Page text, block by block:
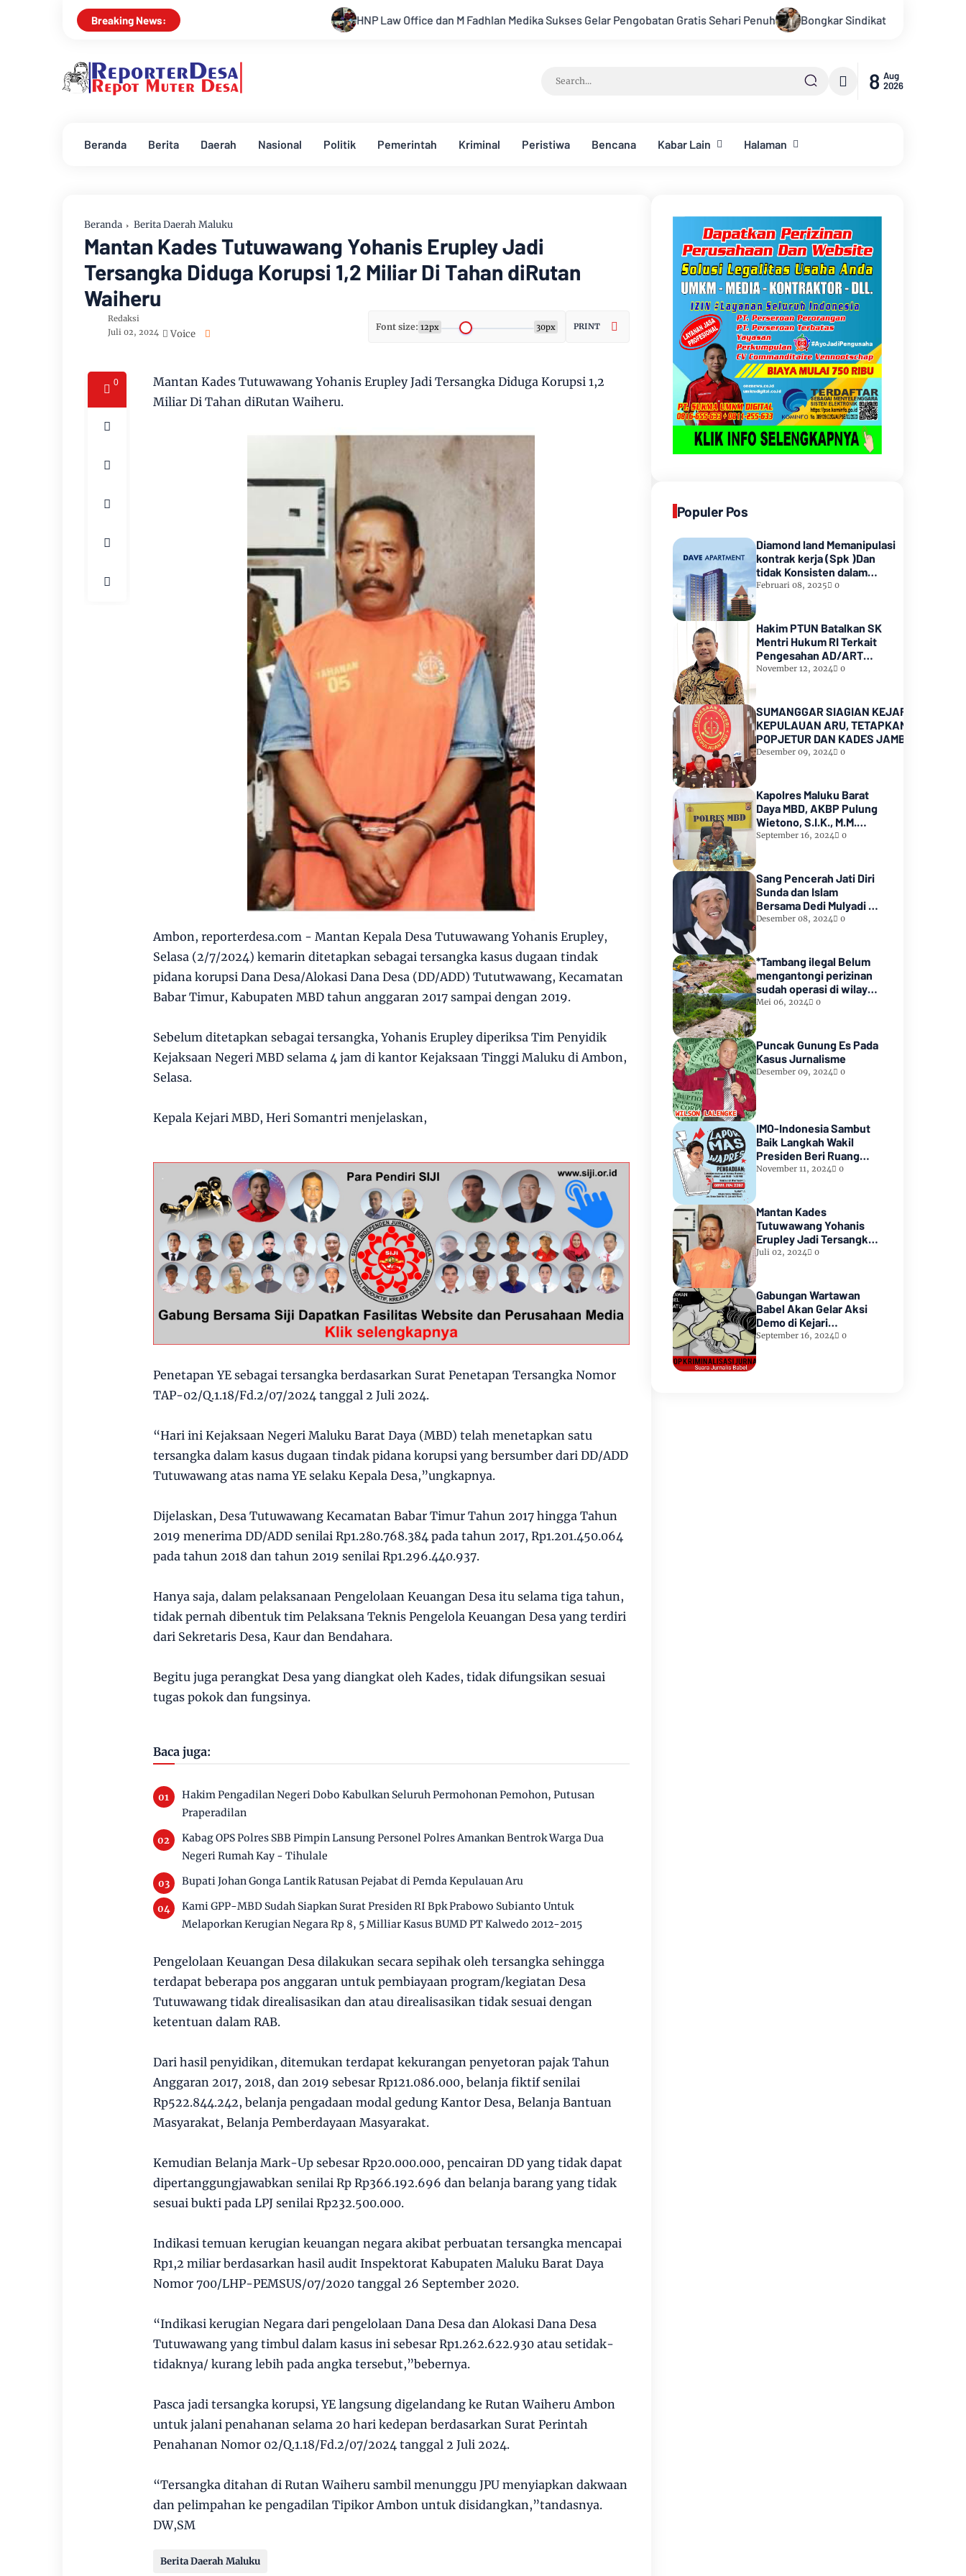
Breaking News: HNP Law Office dan M Fadhlan Medika Sukses Gelar Pengobatan Gratis Sehari Penuh Bongkar Sindikat Buzzer Penyebar Hoax, Tasrif M. Saleh
8 Aug
2026
Beranda Berita Daerah Nasional Politik Pemerintah Kriminal Peristiwa Bencana Kabar Lain Halaman
Beranda Berita Daerah Maluku
Mantan Kades Tutuwawang Yohanis Erupley Jadi
Tersangka Diduga Korupsi 1,2 Miliar Di Tahan diRutan
Waiheru
Redaksi
Juli 02, 2024
Voice
Font size: 12px 30px PRINT
0
Mantan Kades Tutuwawang Yohanis Erupley Jadi Tersangka Diduga Korupsi 1,2
Miliar Di Tahan diRutan Waiheru.
Ambon, reporterdesa.com - Mantan Kepala Desa Tutuwawang Yohanis Erupley,
Selasa (2/7/2024) kemarin ditetapkan sebagai tersangka kasus dugaan tindak
pidana korupsi Dana Desa/Alokasi Dana Desa (DD/ADD) Tututwawang, Kecamatan
Babar Timur, Kabupaten MBD tahun anggaran 2017 sampai dengan 2019.
Sebelum ditetapkan sebagai tersangka, Yohanis Erupley diperiksa Tim Penyidik
Kejaksaan Negeri MBD selama 4 jam di kantor Kejaksaan Tinggi Maluku di Ambon,
Selasa.
Kepala Kejari MBD, Heri Somantri menjelaskan,
Penetapan YE sebagai tersangka berdasarkan Surat Penetapan Tersangka Nomor
TAP-02/Q.1.18/Fd.2/07/2024 tanggal 2 Juli 2024.
“Hari ini Kejaksaan Negeri Maluku Barat Daya (MBD) telah menetapkan satu
tersangka dalam kasus dugaan tindak pidana korupsi yang bersumber dari DD/ADD
Tutuwawang atas nama YE selaku Kepala Desa,”ungkapnya.
Dijelaskan, Desa Tutuwawang Kecamatan Babar Timur Tahun 2017 hingga Tahun
2019 menerima DD/ADD senilai Rp1.280.768.384 pada tahun 2017, Rp1.201.450.064
pada tahun 2018 dan tahun 2019 senilai Rp1.296.440.937.
Hanya saja, dalam pelaksanaan Pengelolaan Keuangan Desa itu selama tiga tahun,
tidak pernah dibentuk tim Pelaksana Teknis Pengelola Keuangan Desa yang terdiri
dari Sekretaris Desa, Kaur dan Bendahara.
Begitu juga perangkat Desa yang diangkat oleh Kades, tidak difungsikan sesuai
tugas pokok dan fungsinya.
Baca juga:
Hakim Pengadilan Negeri Dobo Kabulkan Seluruh Permohonan Pemohon, Putusan
Praperadilan
Kabag OPS Polres SBB Pimpin Lansung Personel Polres Amankan Bentrok Warga Dua
Negeri Rumah Kay - Tihulale
Bupati Johan Gonga Lantik Ratusan Pejabat di Pemda Kepulauan Aru
Kami GPP-MBD Sudah Siapkan Surat Presiden RI Bpk Prabowo Subianto Untuk
Melaporkan Kerugian Negara Rp 8, 5 Milliar Kasus BUMD PT Kalwedo 2012-2015
Pengelolaan Keuangan Desa dilakukan secara sepihak oleh tersangka sehingga
terdapat beberapa pos anggaran untuk pembiayaan program/kegiatan Desa
Tutuwawang tidak direalisasikan dan atau direalisasikan tidak sesuai dengan
ketentuan dalam RAB.
Dari hasil penyidikan, ditemukan terdapat kekurangan penyetoran pajak Tahun
Anggaran 2017, 2018, dan 2019 sebesar Rp121.086.000, belanja fiktif senilai
Rp522.844.242, belanja pengadaan modal gedung Kantor Desa, Belanja Bantuan
Masyarakat, Belanja Pemberdayaan Masyarakat.
Kemudian Belanja Mark-Up sebesar Rp20.000.000, pencairan DD yang tidak dapat
dipertanggungjawabkan senilai Rp Rp366.192.696 dan belanja barang yang tidak
sesuai bukti pada LPJ senilai Rp232.500.000.
Indikasi temuan kerugian keuangan negara akibat perbuatan tersangka mencapai
Rp1,2 miliar berdasarkan hasil audit Inspektorat Kabupaten Maluku Barat Daya
Nomor 700/LHP-PEMSUS/07/2020 tanggal 26 September 2020.
“Indikasi kerugian Negara dari pengelolaan Dana Desa dan Alokasi Dana Desa
Tutuwawang yang timbul dalam kasus ini sebesar Rp1.262.622.930 atau setidak-
tidaknya/ kurang lebih pada angka tersebut,”bebernya.
Pasca jadi tersangka korupsi, YE langsung digelandang ke Rutan Waiheru Ambon
untuk jalani penahanan selama 20 hari kedepan berdasarkan Surat Perintah
Penahanan Nomor 02/Q.1.18/Fd.2/07/2024 tanggal 2 Juli 2024.
“Tersangka ditahan di Rutan Waiheru sambil menunggu JPU menyiapkan dakwaan
dan pelimpahan ke pengadilan Tipikor Ambon untuk disidangkan,”tandasnya.
DW,SM
Berita Daerah Maluku
Populer Pos
Diamond land Memanipulasi
kontrak kerja (Spk )Dan
tidak Konsisten dalam
Pembayarannyamenunggak
kedua Meninggal dunia
Februari 08, 2025 0
Hakim PTUN Batalkan SK
Mentri Hukum RI Terkait
Pengesahan AD/ART
Partai GoLKAR
November 12, 2024 0
SUMANGGAR SIAGIAN KEJARI
KEPULAUAN ARU, TETAPKAN KADES
POPJETUR DAN KADES JAMBU AIR
SEBAGAI TERSANGKA ( TSK )
ADD dan DD TA 2016 - 2021
Desember 09, 2024 0
Kapolres Maluku Barat
Daya MBD, AKBP Pulung
Wietono, S.I.K., M.M.
Pekerjaan Proyek AIR
Oleh Sat Reskrim
September 16, 2024 0
Sang Pencerah Jati Diri
Sunda dan Islam
Bersama Dedi Mulyadi :
Harmoni yang Tak
Desember 08, 2024 0
*Tambang ilegal Belum
mengantongi perizinan
sudah operasi di wilayah
hutan lindung paiker
Mei 06, 2024 0
Puncak Gunung Es Pada
Kasus Jurnalisme
Desember 09, 2024 0
IMO-Indonesia Sambut
Baik Langkah Wakil
Presiden Beri Ruang
Aduan Masyarakat
November 11, 2024 0
Mantan Kades
Tutuwawang Yohanis
Erupley Jadi Tersangka
Diduga Korupsi 1,2 Miliar
Juli 02, 2024 0
Gabungan Wartawan
Babel Akan Gelar Aksi
Demo di Kejari
Pangkalpinang
September 16, 2024 0